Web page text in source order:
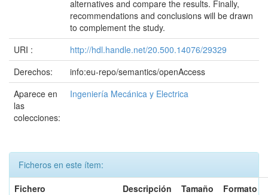
alternatives and compare the results. Finally,
recommendations and conclusions will be drawn
to complement the study.
URI :
http://hdl.handle.net/20.500.14076/29329
Derechos:
info:eu-repo/semantics/openAccess
Aparece en
las
colecciones:
Ingeniería Mecánica y Electrica
Ficheros en este ítem:
Fichero
Descripción Tamaño
Formato